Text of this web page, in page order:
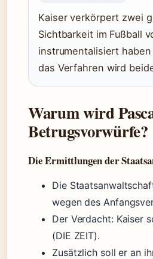
Kaiser verkörpert zwei
Sichtbarkeit im Fußball
instrumentalisiert
das Verfahren wird
Warum wird
Betrugsvorwürfe?
Die Ermittlungen der
Die
wegen des
Der Verdacht: Kaiser
(DIE ZEIT).
Zusätzlich soll er an